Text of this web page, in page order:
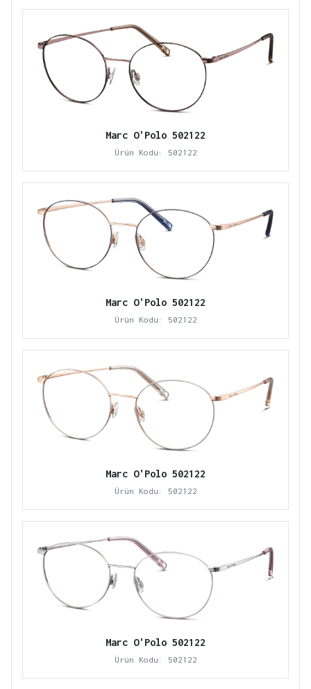
Marc O'Polo 502122
Ürün Kodu: 502122
Marc O'Polo 502122
Ürün Kodu: 502122
Marc O'Polo 502122
Ürün Kodu: 502122
Marc O'Polo 502122
Ürün Kodu: 502122